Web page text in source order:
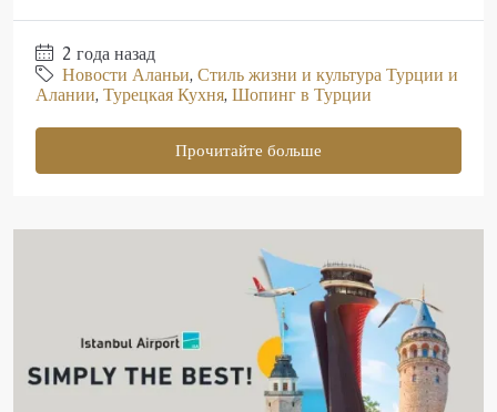
2 года назад
Новости Аланьи, Стиль жизни и культура Турции и
Алании, Турецкая Кухня, Шопинг в Турции
Прочитайте больше